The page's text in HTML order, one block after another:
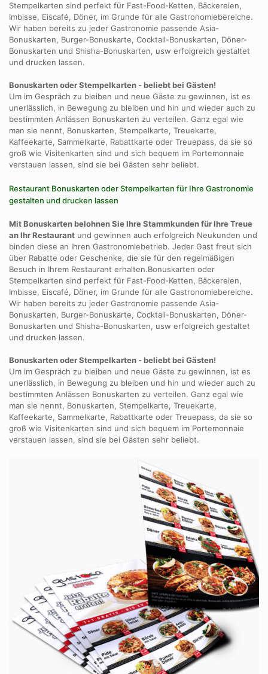
Stempelkarten sind perfekt für Fast-Food-Ketten, Bäckereien,
Imbisse, Eiscafé, Döner, im Grunde für alle Gastronomiebereiche.
Wir haben bereits zu jeder Gastronomie passende Asia-
Bonuskarten, Burger-Bonuskarte, Cocktail-Bonuskarten, Döner-
Bonuskarten und Shisha-Bonuskarten, usw erfolgreich gestaltet
und drucken lassen.
Bonuskarten oder Stempelkarten - beliebt bei Gästen!
Um im Gespräch zu bleiben und neue Gäste zu gewinnen, ist es
unerlässlich, in Bewegung zu bleiben und hin und wieder auch zu
bestimmten Anlässen Bonuskarten zu verteilen. Ganz egal wie
man sie nennt, Bonuskarten, Stempelkarte, Treuekarte,
Kaffeekarte, Sammelkarte, Rabattkarte oder Treuepass, da sie so
groß wie Visitenkarten sind und sich bequem im Portemonnaie
verstauen lassen, sind sie bei Gästen sehr beliebt.
Restaurant Bonuskarten oder Stempelkarten für Ihre Gastronomie
gestalten und drucken lassen
Mit Bonuskarten belohnen Sie Ihre Stammkunden für Ihre Treue
an Ihr Restaurant und gewinnen auch erfolgreich Neukunden und
binden diese an Ihren Gastronomiebetrieb. Jeder Gast freut sich
über Rabatte oder Geschenke, die sie für den regelmäßigen
Besuch in Ihrem Restaurant erhalten.Bonuskarten oder
Stempelkarten sind perfekt für Fast-Food-Ketten, Bäckereien,
Imbisse, Eiscafé, Döner, im Grunde für alle Gastronomiebereiche.
Wir haben bereits zu jeder Gastronomie passende Asia-
Bonuskarten, Burger-Bonuskarte, Cocktail-Bonuskarten, Döner-
Bonuskarten und Shisha-Bonuskarten, usw erfolgreich gestaltet
und drucken lassen.
Bonuskarten oder Stempelkarten - beliebt bei Gästen!
Um im Gespräch zu bleiben und neue Gäste zu gewinnen, ist es
unerlässlich, in Bewegung zu bleiben und hin und wieder auch zu
bestimmten Anlässen Bonuskarten zu verteilen. Ganz egal wie
man sie nennt, Bonuskarten, Stempelkarte, Treuekarte,
Kaffeekarte, Sammelkarte, Rabattkarte oder Treuepass, da sie so
groß wie Visitenkarten sind und sich bequem im Portemonnaie
verstauen lassen, sind sie bei Gästen sehr beliebt.